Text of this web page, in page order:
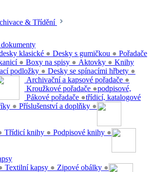
& Třídění
klasické ● Desky s gumičkou ●
● Boxy na spisy ● Aktovky ●
podložky ● Desky se spínacími hřbety ●
Pořadače
Archivační a kapsové pořadače ●
Kroužkové pořadače ●
Pákové pořadače ●
● Příslušenství a doplňky ●
Knihy
podpisové,
třídicí, katalogové
Třídicí knihy ● Podpisové knihy ●
Textilní kapsy ● Zipové obálky ●